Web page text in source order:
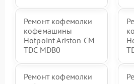
Ремонт кофемолки
кофемашины
Hotpoint Ariston CM
TDC MDB0
Ремонт кофемолки